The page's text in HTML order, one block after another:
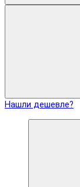
Нашли дешевле?